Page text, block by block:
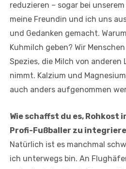
reduzieren – sogar bei
meine Freundin und ich uns
und Gedanken gemacht.
Kuhmilch geben? Wir
Spezies, die Milch von anderen
nimmt. Kalzium und
auch anders aufgenommen
Wie schaffst du es, Rohkost
Profi-Fußballer zu
Natürlich ist es manchmal
ich unterwegs bin. An